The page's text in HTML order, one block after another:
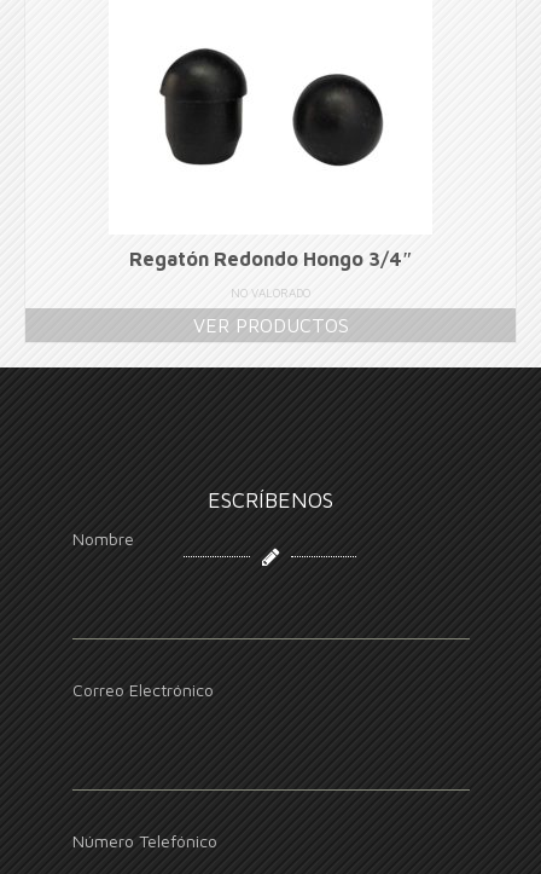
Regatón Redondo Hongo 3/4″
NO VALORADO
VER PRODUCTOS
ESCRÍBENOS
Nombre
Correo Electrónico
Número Telefónico